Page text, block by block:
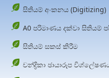
සිතියම් අංකනය (Digitizing)
A0 පරිමාණය දක්වා සිතියම්
සිතියම් සකස් කිරීම
චන්ද්‍රිකා ඡායාරූප